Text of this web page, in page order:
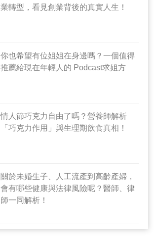
業轉型，看見創業背後的真實人生！
你也希望有位姐姐在身邊嗎？一個值得
推薦給現在年輕人的 Podcast求姐方
情人節巧克力自由了嗎？營養師解析
「巧克力作用」與生理期飲食真相！
關於未婚生子、人工流產到高齡產婦，
會有哪些健康與法律風險呢？醫師、律
師一同解析！